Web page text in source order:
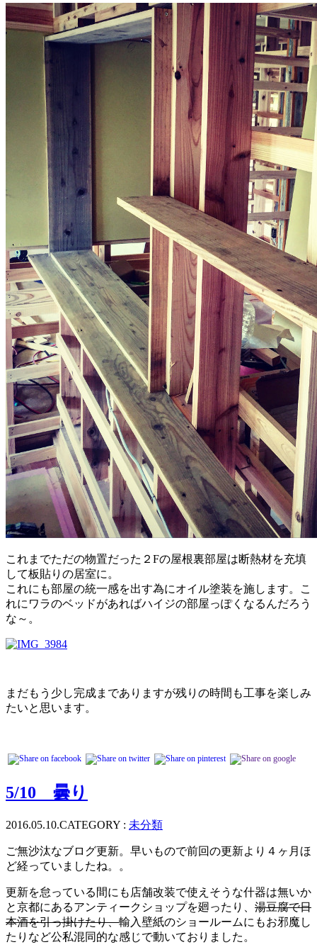
これまでただの物置だった２Fの屋根裏部屋は断熱材を充填
して板貼りの居室に。
これにも部屋の統一感を出す為にオイル塗装を施します。こ
れにワラのベッドがあればハイジの部屋っぽくなるんだろう
な～。
まだもう少し完成までありますが残りの時間も工事を楽しみ
たいと思います。
5/10 曇り
2016.05.10.CATEGORY : 未分類
ご無沙汰なブログ更新。早いもので前回の更新より４ヶ月ほ
ど経っていましたね。。
更新を怠っている間にも店舗改装で使えそうな什器は無いか
と京都にあるアンティークショップを廻ったり、 湯豆腐で日
本酒を引っ掛けたり、輸入壁紙のショールームにもお邪魔し
たりなど公私混同的な感じで動いておりました。